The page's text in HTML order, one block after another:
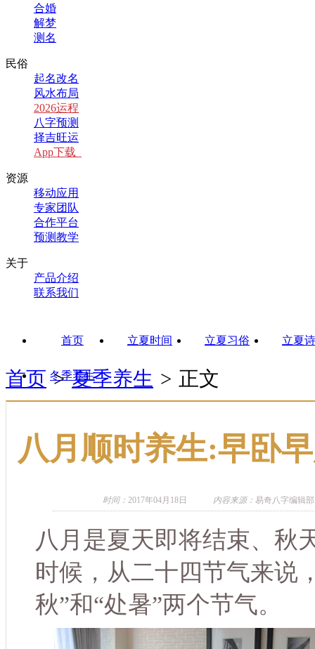
合婚
解梦
测名
民俗
起名改名
风水布局
2026运程
八字预测
择吉旺运
App下载
资源
移动应用
专家团队
合作平台
预测教学
关于
产品介绍
联系我们
首页 立夏时间 立夏习俗 立夏
冬季养生
首页 > 夏季养生 > 正文
八月顺时养生:早卧
时间： 2017年04月18日 内容来源： 易奇八字编辑部
八月是夏天即将结束、秋
时候，从二十四节气来说
秋”和“处暑”两个节气。